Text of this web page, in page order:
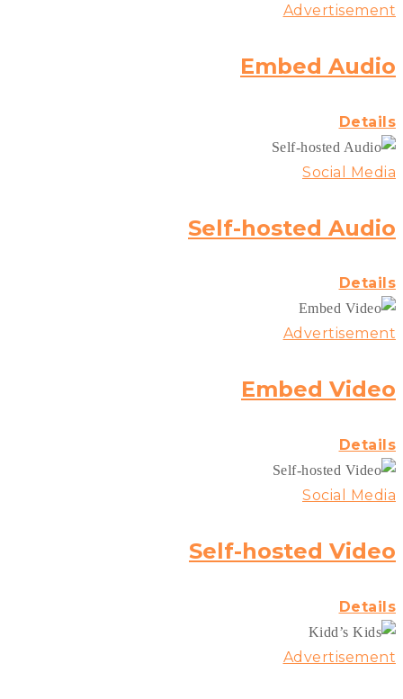
Advertisement
Embed Audio
Details
Social Media
Self-hosted Audio
Details
Advertisement
Embed Video
Details
Social Media
Self-hosted Video
Details
Advertisement